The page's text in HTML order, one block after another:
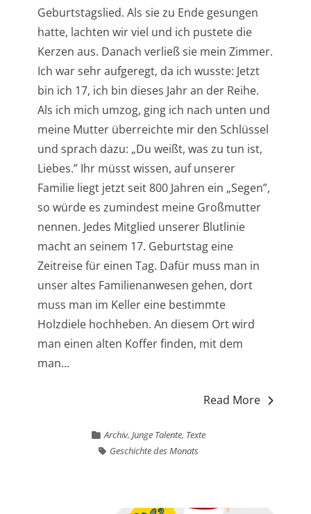
Geburtstagslied. Als sie zu Ende gesungen
hatte, lachten wir viel und ich pustete die
Kerzen aus. Danach verließ sie mein Zimmer.
Ich war sehr aufgeregt, da ich wusste: Jetzt
bin ich 17, ich bin dieses Jahr an der Reihe.
Als ich mich umzog, ging ich nach unten und
meine Mutter überreichte mir den Schlüssel
und sprach dazu: „Du weißt, was zu tun ist,
Liebes.” Ihr müsst wissen, auf unserer
Familie liegt jetzt seit 800 Jahren ein „Segen”,
so würde es zumindest meine Großmutter
nennen. Jedes Mitglied unserer Blutlinie
macht an seinem 17. Geburtstag eine
Zeitreise für einen Tag. Dafür muss man in
unser altes Familienanwesen gehen, dort
muss man im Keller eine bestimmte
Holzdiele hochheben. An diesem Ort wird
man einen alten Koffer finden, mit dem
man...
Read More
Archiv, Junge Talente, Texte
Geschichte des Monats